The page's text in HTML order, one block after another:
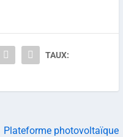
TAUX:
Plateforme photovoltaïque